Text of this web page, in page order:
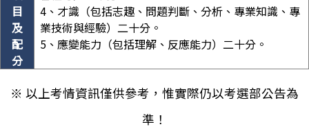
目
及
配
分
4、才識（包括志趣、問題判斷、分析、專業知識、專
業技術與經驗）二十分。
5、應變能力（包括理解、反應能力）二十分。
※ 以上考情資訊僅供參考，惟實際仍以考選部公告為
準！